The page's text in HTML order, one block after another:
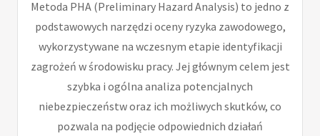
Metoda PHA (Preliminary Hazard Analysis) to jedno z
podstawowych narzędzi oceny ryzyka zawodowego,
wykorzystywane na wczesnym etapie identyfikacji
zagrożeń w środowisku pracy. Jej głównym celem jest
szybka i ogólna analiza potencjalnych
niebezpieczeństw oraz ich możliwych skutków, co
pozwala na podjęcie odpowiednich działań